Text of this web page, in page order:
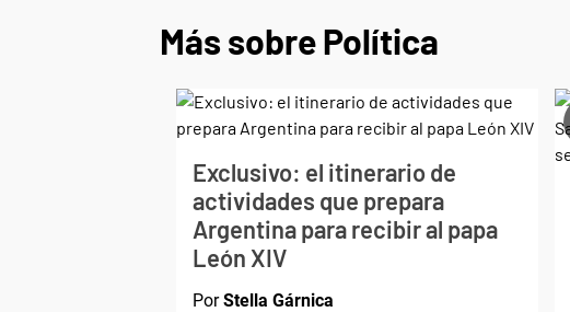
Más sobre Política
Exclusivo: el itinerario de
actividades que prepara
Argentina para recibir al papa
León XIV
PorStella Gárnica